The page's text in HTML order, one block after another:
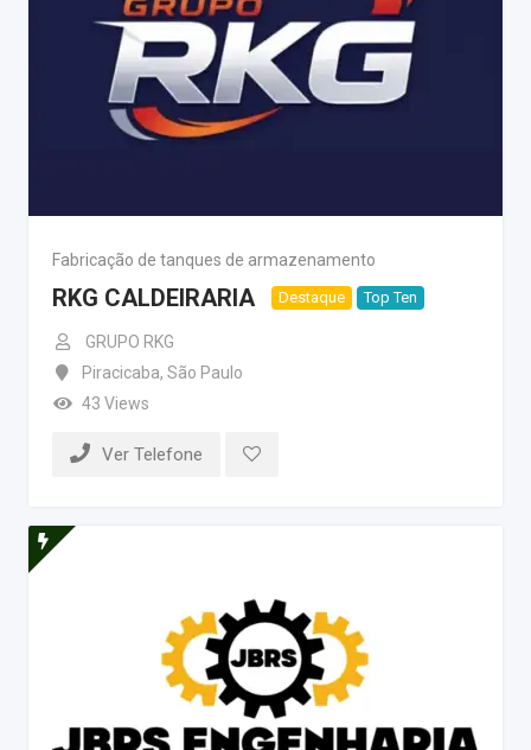
Fabricação de tanques de armazenamento
RKG CALDEIRARIA Destaque Top Ten
GRUPO RKG
Piracicaba, São Paulo
43 Views
Ver Telefone